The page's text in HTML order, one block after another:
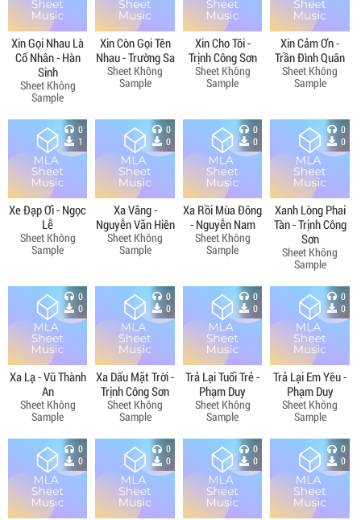
Xin Gọi Nhau Là
Cố Nhân - Hàn
Sinh
Sheet Không
Sample
Xin Còn Gọi Tên
Nhau - Trường Sa
Sheet Không
Sample
Xin Cho Tôi -
Trịnh Công Sơn
Sheet Không
Sample
Xin Cảm Ơn -
Trần Đình Quân
Sheet Không
Sample
0
1
Xe Đạp Ơi - Ngọc
Lễ
Sheet Không
Sample
0
0
Xa Vắng -
Nguyễn Văn Hiên
Sheet Không
Sample
0
0
Xa Rồi Mùa Đông
- Nguyễn Nam
Sheet Không
Sample
0
0
Xanh Lòng Phai
Tàn - Trịnh Công
Sơn
Sheet Không
Sample
0
0
Xa Lạ - Vũ Thành
An
Sheet Không
Sample
0
0
Xa Dấu Mặt Trời -
Trịnh Công Sơn
Sheet Không
Sample
0
0
Trả Lại Tuổi Trẻ -
Phạm Duy
Sheet Không
Sample
0
0
Trả Lại Em Yêu -
Phạm Duy
Sheet Không
Sample
0
0
0
0
0
0
0
0